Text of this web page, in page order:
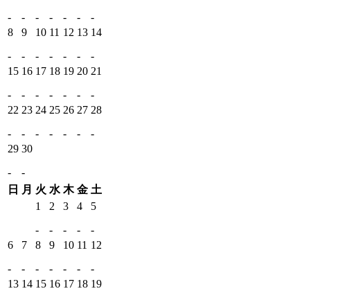
-
-
-
-
-
-
-
8
-
9
-
10
-
11
-
12
-
13
-
14
-
15
-
16
-
17
-
18
-
19
-
20
-
21
-
22
-
23
-
24
-
25
-
26
-
27
-
28
-
29
-
30
-
日
月 火 水 木 金 土
1
-
2
-
3
-
4
-
5
-
6
-
7
-
8
-
9
-
10
-
11
-
12
-
13 14 15 16 17 18 19